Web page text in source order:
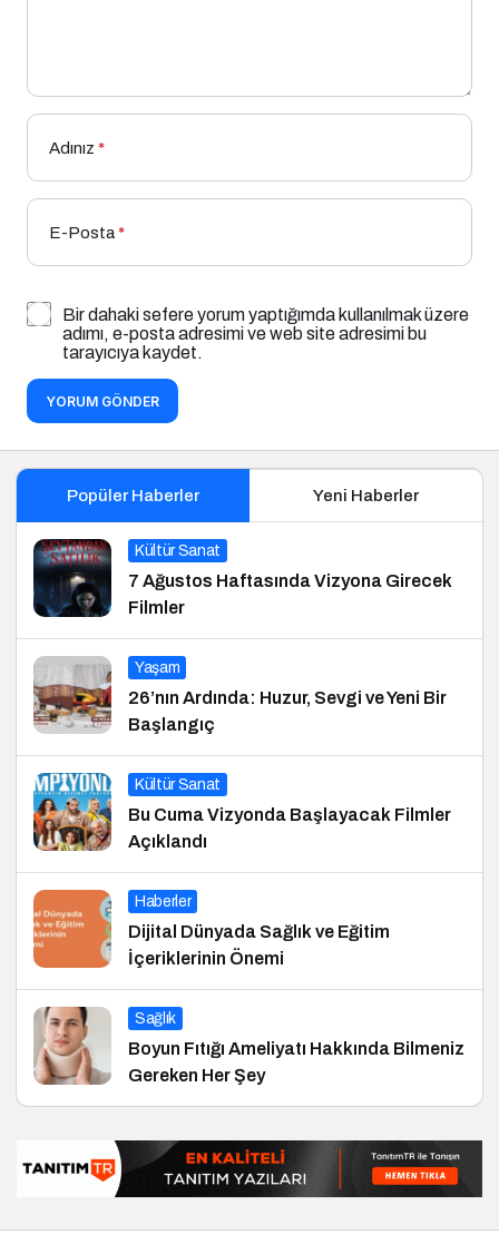
Adınız *
E-Posta*
Bir dahaki sefere yorum yaptığımda kullanılmak üzere
adımı, e-posta adresimi ve web site adresimi bu
tarayıcıya kaydet.
YORUM GÖNDER
Popüler Haberler Yeni Haberler
Kültür Sanat
7 Ağustos Haftasında Vizyona Girecek
Filmler
Yaşam
26’nın Ardında: Huzur, Sevgi ve Yeni Bir
Başlangıç
Kültür Sanat
Bu Cuma Vizyonda Başlayacak Filmler
Açıklandı
Haberler
Dijital Dünyada Sağlık ve Eğitim
İçeriklerinin Önemi
Sağlık
Boyun Fıtığı Ameliyatı Hakkında Bilmeniz
Gereken Her Şey